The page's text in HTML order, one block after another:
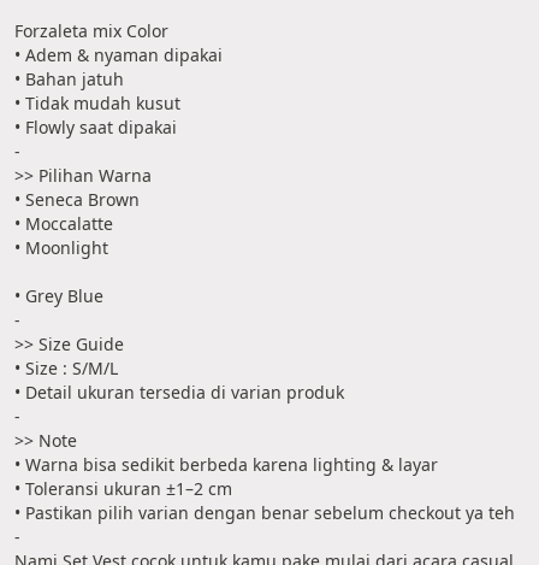
Forzaleta mix Color
• Adem & nyaman dipakai
• Bahan jatuh
• Tidak mudah kusut
• Flowly saat dipakai
-
>> Pilihan Warna
• Seneca Brown
• Moccalatte
• Moonlight
• Grey Blue
-
>> Size Guide
• Size : S/M/L
• Detail ukuran tersedia di varian produk
-
>> Note
• Warna bisa sedikit berbeda karena lighting & layar
• Toleransi ukuran ±1–2 cm
• Pastikan pilih varian dengan benar sebelum checkout ya teh
-
Nami Set Vest cocok untuk kamu pake mulai dari acara casual